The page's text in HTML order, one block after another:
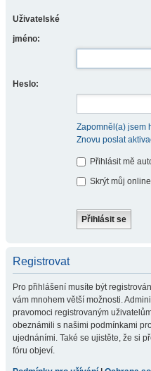
Uživatelské
jméno:
Heslo:
Zapomněl(a) jsem
Znovu poslat
Přihlásit mě
Skrýt můj
Registrovat
Pro přihlášení musíte být
vám mnohem větší možnosti.
pravomoci registrovaným
obeznámili s našimi podmínkami
ujednáními. Také se ujistěte, že si
fóru objeví.